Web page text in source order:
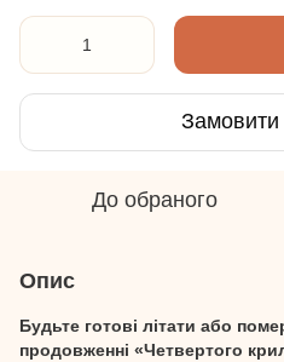
До обраного
Опис
Будьте готові літати або
продовженні «Четвертого